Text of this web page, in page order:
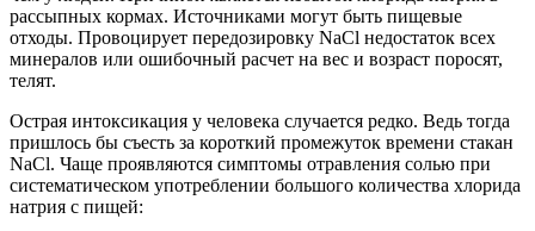
рассыпных кормах. Источниками могут быть пищевые
отходы. Провоцирует передозировку NaCl недостаток всех
минералов или ошибочный расчет на вес и возраст поросят,
телят.
Острая интоксикация у человека случается редко. Ведь тогда
пришлось бы съесть за короткий промежуток времени стакан
NaCl. Чаще проявляются симптомы отравления солью при
систематическом употреблении большого количества хлорида
натрия с пищей: